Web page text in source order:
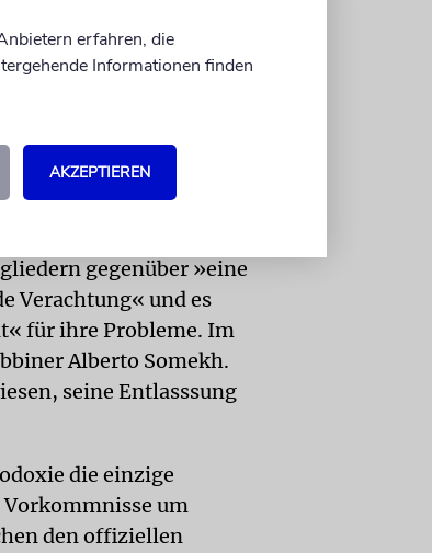
und Mailand
sind die 21
Italiane (UCEI), die sie
Gemeinschaft
beschuldigte
gegenüber »eine
Verachtung« und es
für ihre Probleme. Im
Alberto Somekh.
seine Entlasssung
die einzige
um
den offiziellen
erfahren, die
Informationen finden
AKZEPTIEREN